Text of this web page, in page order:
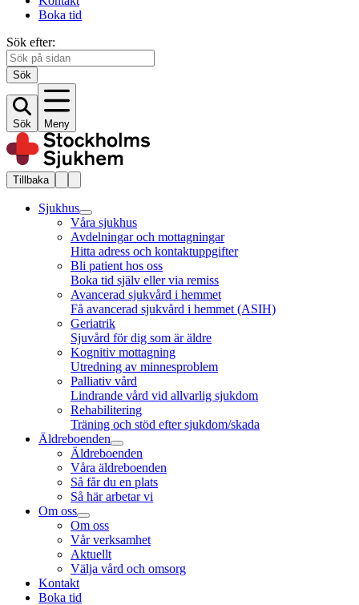
Boka tid
Sök efter:
Sök
Sök Meny
Tillbaka
Sjukhus
Våra sjukhus
Avdelningar och mottagningar
Hitta adress och kontaktuppgifter
Bli patient hos oss
Boka tid själv eller via remiss
Avancerad sjukvård i hemmet
Få avancerad sjukvård i hemmet (ASIH)
Geriatrik
Sjuvård för dig som är äldre
Kognitiv mottagning
Utredning av minnesproblem
Palliativ vård
Lindrande vård vid allvarlig sjukdom
Rehabilitering
Träning och stöd efter sjukdom/skada
Äldreboenden
Äldreboenden
Våra äldreboenden
Så får du en plats
Så här arbetar vi
Om oss
Om oss
Vår verksamhet
Aktuellt
Välja vård och omsorg
Kontakt
Boka tid